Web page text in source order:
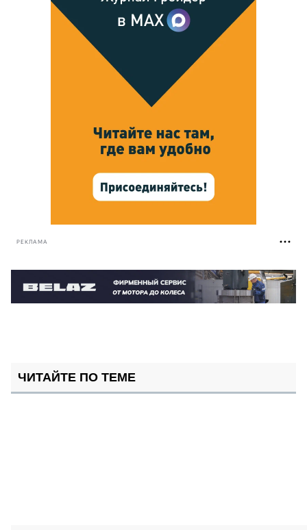
РЕКЛАМА
ЧИТАЙТЕ ПО ТЕМЕ